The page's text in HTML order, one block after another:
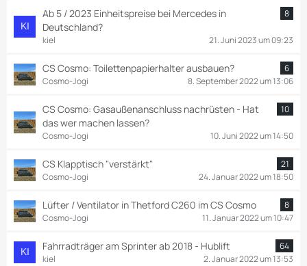
Ab 5 / 2023 Einheitspreise bei Mercedes in
Deutschland?
8
kiel 21. Juni 2023 um 09:23
CS Cosmo: Toilettenpapierhalter ausbauen?
6
Cosmo-Jogi
8. September 2022 um 13:06
CS Cosmo: Gasaußenanschluss nachrüsten - Hat
das wer machen lassen?
10
Cosmo-Jogi 10. Juni 2022 um 14:50
CS Klapptisch "verstärkt"
21
Cosmo-Jogi
24. Januar 2022 um 18:50
Lüfter / Ventilator in Thetford C260 im CS Cosmo
8
Cosmo-Jogi
11. Januar 2022 um 10:47
Fahrradträger am Sprinter ab 2018 - Hublift
64
kiel
2. Januar 2022 um 13:53